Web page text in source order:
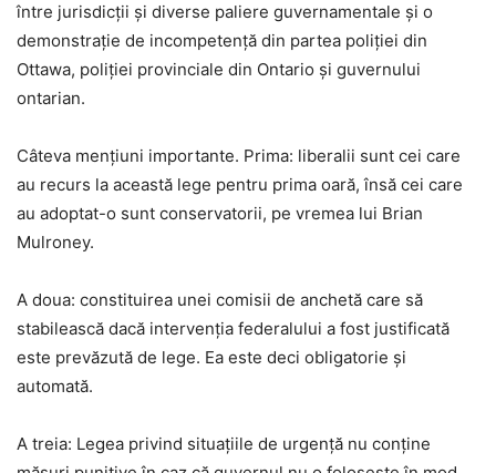
între jurisdicții și diverse paliere guvernamentale și o
demonstrație de incompetență din partea poliției din
Ottawa, poliției provinciale din Ontario și guvernului
ontarian.
Câteva mențiuni importante. Prima: liberalii sunt cei care
au recurs la această lege pentru prima oară, însă cei care
au adoptat-o sunt conservatorii, pe vremea lui Brian
Mulroney.
A doua: constituirea unei comisii de anchetă care să
stabilească dacă intervenţia federalului a fost justificată
este prevăzută de lege. Ea este deci obligatorie și
automată.
A treia: Legea privind situațiile de urgență nu conține